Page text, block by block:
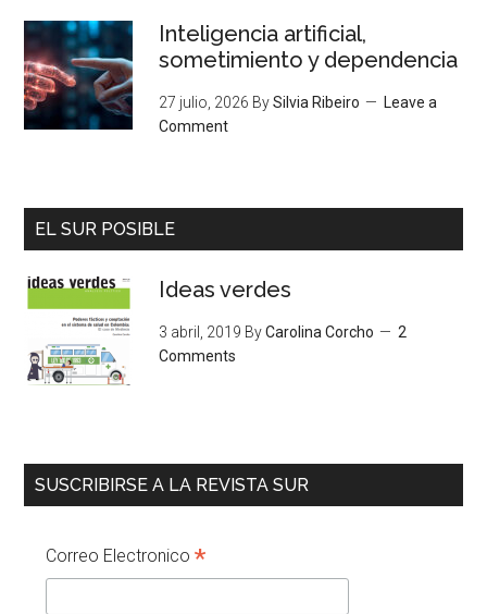
Inteligencia artificial,
sometimiento y dependencia
27 julio, 2026 BySilvia Ribeiro
Leave a
Comment
EL SUR POSIBLE
Ideas verdes
3 abril, 2019 ByCarolina Corcho
2
Comments
SUSCRIBIRSE A LA REVISTA SUR
Correo Electronico*